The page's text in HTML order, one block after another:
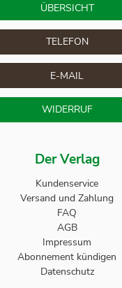
Der Verlag
Kundenservice
Versand und Zahlung
FAQ
AGB
Impressum
Abonnement kündigen
Datenschutz
ÜBERSICHT
TELEFON
E-MAIL
WIDERRUF